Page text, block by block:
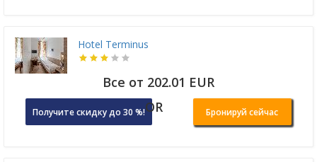
Hotel Terminus
Все от 202.01 EUR
Получите скидку до 30 %!OR Бронируй сейчас